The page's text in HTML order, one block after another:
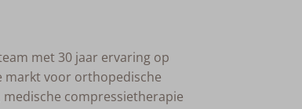
met 30 jaar ervaring op
markt voor orthopedische
compressietherapie